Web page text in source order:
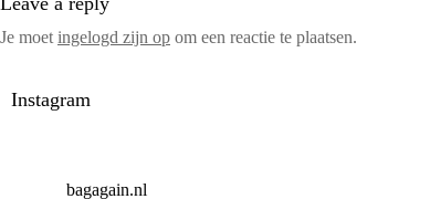
Je moet ingelogd zijn op om een reactie te plaatsen.
Instagram
bagagain.nl